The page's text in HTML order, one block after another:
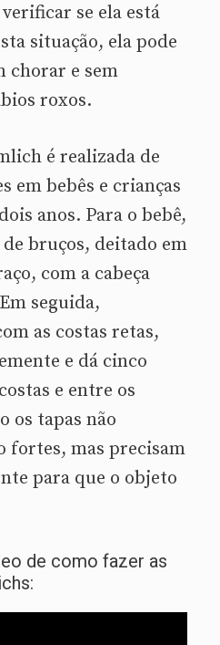
se ela está
situação, ela pode
chorar e sem
roxos.
é realizada de
em bebês e crianças
anos. Para o bebê,
bruços, deitado em
com a cabeça
seguida,
as costas retas,
e dá cinco
e entre os
os tapas não
fortes, mas precisam
para que o objeto
de como fazer as